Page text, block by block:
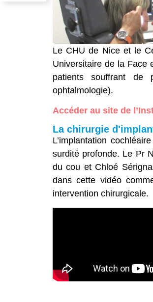
Le CHU de Nice et le
Universitaire de la Face
patients souffrant
ophtalmologie).
Accéder au site de
La chirurgie
L’implantation
surdité profonde. Le Pr
du cou et Chloé
dans cette vidéo
intervention chirurgicale.